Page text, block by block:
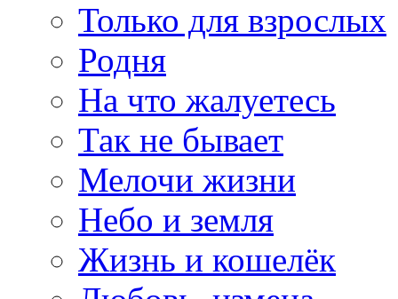
Только для взрослых
Родня
На что жалуетесь
Так не бывает
Мелочи жизни
Небо и земля
Жизнь и кошелёк